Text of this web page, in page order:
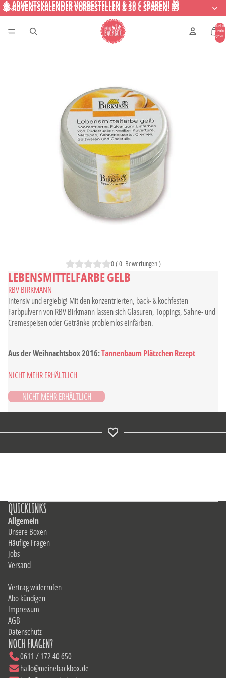
🎄 ADVENTSKALENDER VORBESTELLEN & 30 € SPAREN! 🎁
🎄 ADVENTSKALENDER VORBESTELLEN & 30 € SPAREN! 🎁
Artikel im
0(0 Bewertungen)
LEBENSMITTELFARBE GELB
RBV BIRKMANN
Intensiv und ergiebig! Mit den konzentrierten, back- & kochfesten
Farbpulvern von RBV Birkmann lassen sich Glasuren, Toppings, Sahne- und
Cremespeisen oder Getränke problemlos einfärben.
Aus der Weihnachtsbox 2016:Tannenbaum Plätzchen Rezept
NICHT MEHR ERHÄLTLICH
HIER ERHÄLTLICH
QUICKLINKS
Allgemein
Unsere Boxen
Häufige Fragen
Jobs
Versand
Vertrag widerrufen
Abo kündigen
Impressum
AGB
Datenschutz
NOCH FRAGEN?
0611 / 172 40 650
hallo@meinebackbox.de